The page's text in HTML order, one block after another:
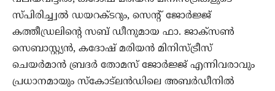
സ്‌പിരിച്ച്വൽ ഡയറക്ടറും, സെന്റ് ജോർജ്ജ്
കത്തീഡ്രലിന്റെ സബ് ഡീനുമായ ഫാ. ജാക്‌സൺ
സെബാസ്റ്റ്യൻ, കദോഷ് മരിയൻ മിനിസ്ട്രീസ്
ചെയർമാൻ ബ്രദർ തോമസ് ജോർജ്ജ് എന്നിവരാവും
പ്രധാനമായും സ്കോട്ലൻഡിലെ അബർഡീനിൽ